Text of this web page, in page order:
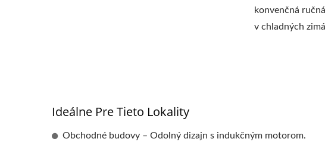
konvenčná
v chladných
Ideálne Pre Tieto Lokality
Obchodné budovy – Odolný dizajn s indukčným motorom.